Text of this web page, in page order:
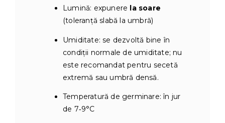
Lumină: expunere la soare
(toleranţă slabă la umbră)
Umiditate: se dezvoltă bine în
condiţii normale de umiditate; nu
este recomandat pentru secetă
extremă sau umbră densă.
Temperatură de germinare: în jur
de 7‑9°C